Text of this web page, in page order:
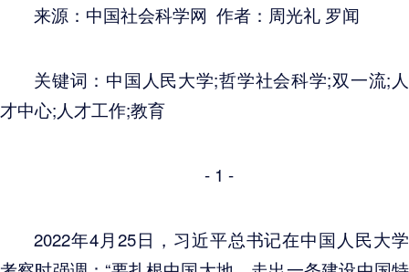
来源：中国社会科学网 作者：周光礼 罗闻
关键词：中国人民大学;哲学社会科学;双一流;人
才中心;人才工作;教育
- 1 -
2022年4月25日，习近平总书记在中国人民大学